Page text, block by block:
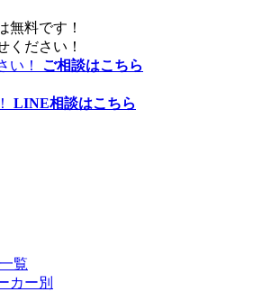
無料です！
ください！
い！ ご相談はこちら
LINE相談はこちら
覧
カー別